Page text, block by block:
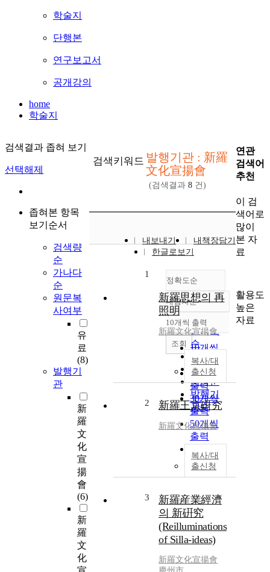
학술지
단행본
연구보고서
공개강의
home
학술지
검색결과 좁혀 보기
선택해제
좁혀본 항목
보기순서
검색량
순
가나다
순
원문복
사여부
유
료
(8)
발행기
관
新
羅
文
化
宣
揚
會
(6)
新
羅
文
化
검색키워드 발행기관 : 新羅
文化宣揚會
(검색결과 8 건)
내보내기
내책장담기
한글로보기
정확도순
정확도
순
인기도
순
연도순
제목순
저자순
발행기
관순
내림차순
내림차순
10개씩 출력
10개씩
출력
20개씩
출력
30개씩
출력
50개씩
출력
100개씩
출력
조회
1
新羅思想의 再
照明
新羅文化宣揚會
복사/대
출신청
2 新羅王京硏究
新羅文化宣揚會
복사/대
출신청
3
新羅産業經濟
의 新硏究
(Reilluminations
of Silla-ideas)
新羅文化宣揚會
연관
검색어
추천
이 검
색어로
많이
본 자
료
활용도
높은
자료